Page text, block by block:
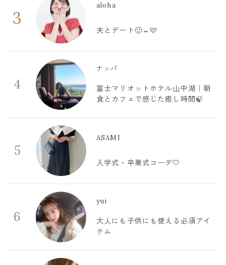
3
aloha
夫とデート🙂‍↔️🩷
4
ナッパ
富士マリオットホテル山中湖｜朝
食とカフェで感じた癒し時間🍃
5
ASAMI
入学式・卒業式コーデ🤍
6
yui
大人にも子供にも使える必須アイ
テム